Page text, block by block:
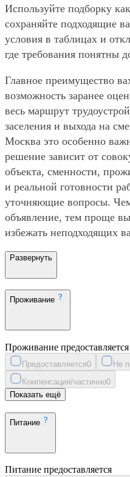
Используйте подборку
сохраняйте подходящие
условия в таблицах и
где требования понятны
Главное преимущество
возможность заранее
весь маршрут
заселения и выхода на
Москва это особенно
решение зависит от
объекта, сменности,
и реальной готовности
уточняющие вопросы.
объявление, тем проще
избежать неподходящих
Развернуть
Проживание
Проживание предоставляется
Предоставляется0 Не
Компенсация/частично0
Показать ещё
Питание
Питание предоставляется